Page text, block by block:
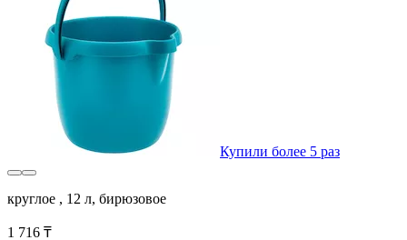
Купили более 5 раз
круглое , 12 л, бирюзовое
1 716 ₸